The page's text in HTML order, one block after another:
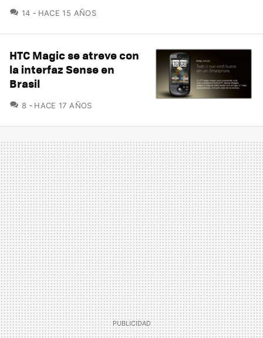
14 COMENTARIOS
HACE 15 AÑOS
HTC Magic se atreve con
la interfaz Sense en
Brasil
8 COMENTARIOS
HACE 17 AÑOS